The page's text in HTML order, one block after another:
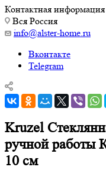
Контактная информация
Вся Россия
info@alster-home.ru
Вконтакте
Telegram
Kruzel
ручной работы
10 см